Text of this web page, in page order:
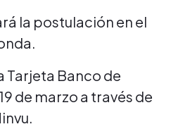
la postulación en el
Tarjeta Banco de
de marzo a través de